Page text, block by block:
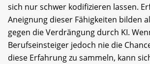
sich nur schwer kodifizieren lassen.
Aneignung dieser Fähigkeiten bilden
gegen die Verdrängung durch KI.
Berufseinsteiger jedoch nie die
diese Erfahrung zu sammeln, kann